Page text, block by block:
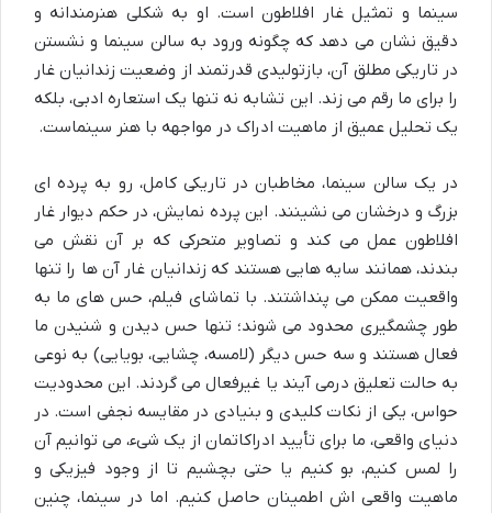
سینما و تمثیل غار افلاطون است. او به شکلی هنرمندانه و
دقیق نشان می دهد که چگونه ورود به سالن سینما و نشستن
در تاریکی مطلق آن، بازتولیدی قدرتمند از وضعیت زندانیان غار
را برای ما رقم می زند. این تشابه نه تنها یک استعاره ادبی، بلکه
یک تحلیل عمیق از ماهیت ادراک در مواجهه با هنر سینماست.
در یک سالن سینما، مخاطبان در تاریکی کامل، رو به پرده ای
بزرگ و درخشان می نشینند. این پرده نمایش، در حکم دیوار غار
افلاطون عمل می کند و تصاویر متحرکی که بر آن نقش می
بندند، همانند سایه هایی هستند که زندانیان غار آن ها را تنها
واقعیت ممکن می پنداشتند. با تماشای فیلم، حس های ما به
طور چشمگیری محدود می شوند؛ تنها حس دیدن و شنیدن ما
فعال هستند و سه حس دیگر (لامسه، چشایی، بویایی) به نوعی
به حالت تعلیق درمی آیند یا غیرفعال می گردند. این محدودیت
حواس، یکی از نکات کلیدی و بنیادی در مقایسه نجفی است. در
دنیای واقعی، ما برای تأیید ادراکاتمان از یک شیء، می توانیم آن
را لمس کنیم، بو کنیم یا حتی بچشیم تا از وجود فیزیکی و
ماهیت واقعی اش اطمینان حاصل کنیم. اما در سینما، چنین